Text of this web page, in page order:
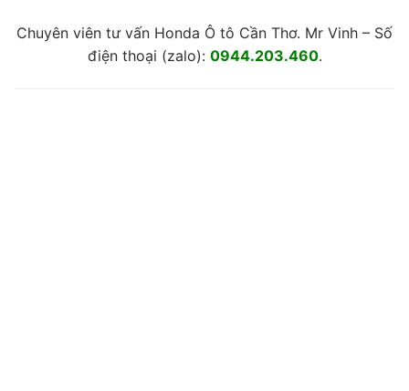
Chuyên viên tư vấn Honda Ô tô Cần Thơ. Mr Vinh – Số
điện thoại (zalo): 0944.203.460.